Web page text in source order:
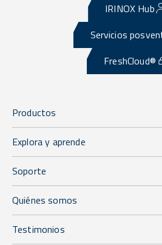
IRINOX Hub
Servicios
FreshCloud®
Productos
Explora y aprende
Soporte
Quiénes somos
Testimonios